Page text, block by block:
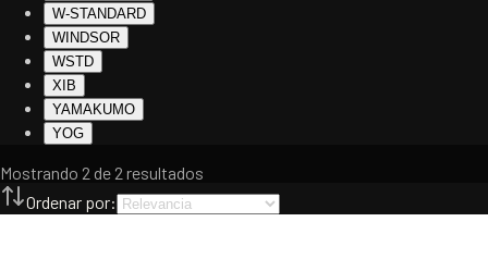
W-STANDARD
WINDSOR
WSTD
XIB
YAMAKUMO
YOG
Mostrando 2 de 2 resultados
Ordenar por: